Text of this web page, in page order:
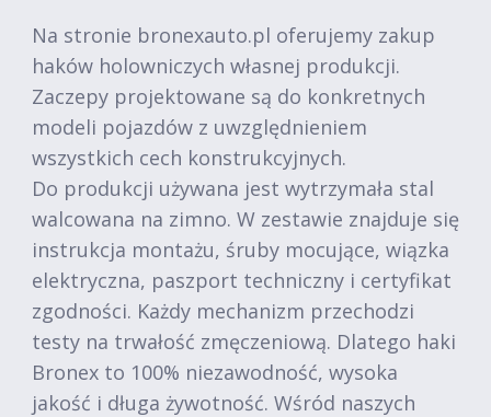
Na stronie bronexauto.pl oferujemy zakup
haków holowniczych własnej produkcji.
Zaczepy projektowane są do konkretnych
modeli pojazdów z uwzględnieniem
wszystkich cech konstrukcyjnych.
Do produkcji używana jest wytrzymała stal
walcowana na zimno. W zestawie znajduje się
instrukcja montażu, śruby mocujące, wiązka
elektryczna, paszport techniczny i certyfikat
zgodności. Każdy mechanizm przechodzi
testy na trwałość zmęczeniową. Dlatego haki
Bronex to 100% niezawodność, wysoka
jakość i długa żywotność. Wśród naszych